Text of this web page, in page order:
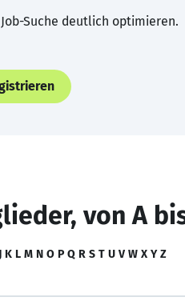
Suche deutlich optimieren.
von A
J K L M N O P Q R S T U V W X Y Z